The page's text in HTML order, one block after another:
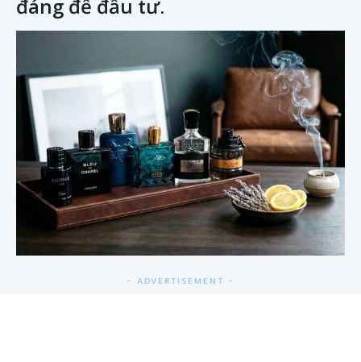
đáng để đầu tư.
- ADVERTISEMENT -